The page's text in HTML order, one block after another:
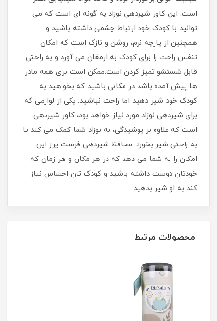
است. این کاور شیردهی نوزاد به گونه ای است که می
توانید با کودک خود ارتباط چشمی داشته باشید و
همچنین از پارچه نرم، روشن و نازک است که امکان
تنفس راحت را برای کودک به ارمغان می آورد و به راحتی
قابل شستشو تمیز کردن است.ممکن است برای همه مادر
ها پیش آمده باشد در مکانی باشید که بخواهید به
کودک خود شیر دهید اما راحت نباشید. یکی از لوازمی که
برای شیردهی نوزاد مورد نیاز خواهد بود، کاور شیردهی
است که علاوه‌ بر پوشیدگی، به نوزاد شما کمک می‌ کند تا
به راحتی شیر بخورد. محافظ شیردهی فرست یرز این
امکان را به شما می دهد که در هر مکان و هر زمان که
خودتان دوست داشته باشید و کودک تان احساس نیاز
کند به او شیر بدهید.
محصولات مرتبط